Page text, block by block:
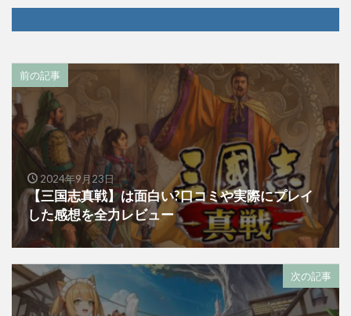
前の記事
2024年9月23日
【三国志真戦】は面白い?口コミや実際にプレイ
した感想を全力レビュー
次の記事